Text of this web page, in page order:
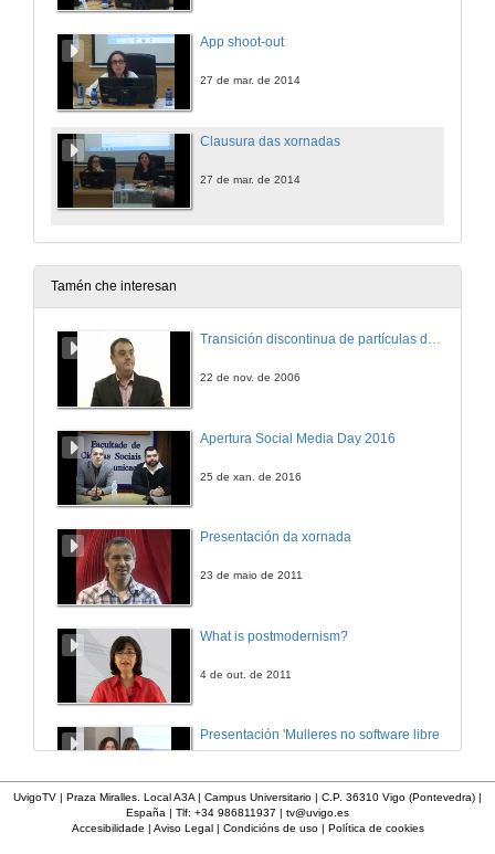
App shoot-out
27 de mar. de 2014
Clausura das xornadas
27 de mar. de 2014
Tamén che interesan
Transición discontinua de partículas de microgel termosensible
22 de nov. de 2006
Apertura Social Media Day 2016
25 de xan. de 2016
Presentación da xornada
23 de maio de 2011
What is postmodernism?
4 de out. de 2011
Presentación 'Mulleres no software libre'
Inauguración
UvigoTV | Praza Miralles. Local A3A | Campus Universitario | C.P. 36310 Vigo (Pontevedra) |
España | Tlf: +34 986811937 | tv@uvigo.es
Accesibilidade | Aviso Legal| Condicións de uso| Política de cookies